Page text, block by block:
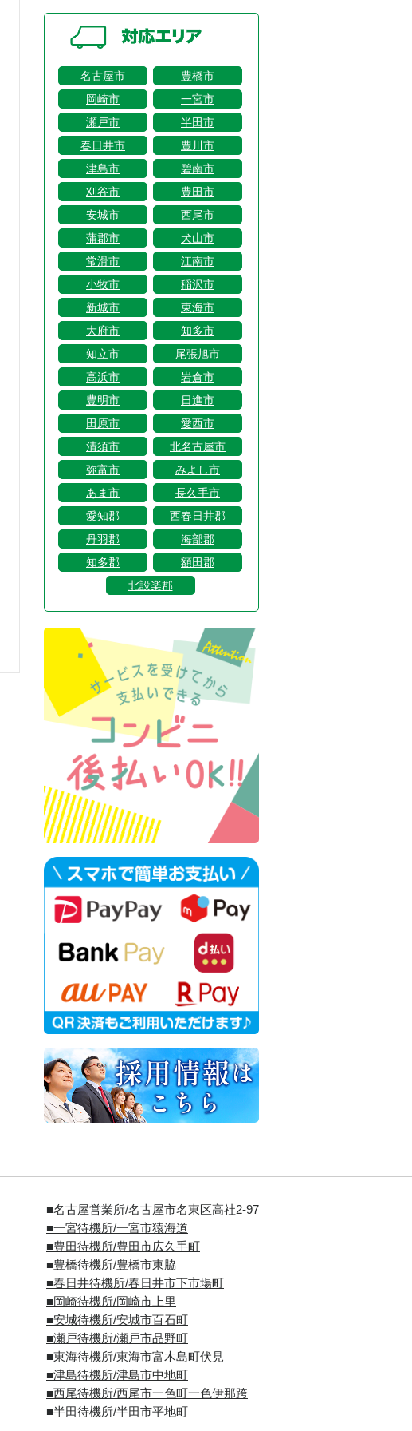
名古屋市
豊橋市
岡崎市
一宮市
瀬戸市
半田市
春日井市
豊川市
津島市
碧南市
刈谷市
豊田市
安城市
西尾市
蒲郡市
犬山市
常滑市
江南市
小牧市
稲沢市
新城市
東海市
大府市
知多市
知立市
尾張旭市
高浜市
岩倉市
豊明市
日進市
田原市
愛西市
清須市
北名古屋市
弥富市
みよし市
あま市
長久手市
愛知郡
西春日井郡
丹羽郡
海部郡
知多郡
額田郡
北設楽郡
■名古屋営業所/名古屋市名東区高社2-97
■一宮待機所/一宮市猿海道
■豊田待機所/豊田市広久手町
■豊橋待機所/豊橋市東脇
■春日井待機所/春日井市下市場町
■岡崎待機所/岡崎市上里
■安城待機所/安城市百石町
■瀬戸待機所/瀬戸市品野町
■東海待機所/東海市富木島町伏見
■津島待機所/津島市中地町
■西尾待機所/西尾市一色町一色伊那跨
■半田待機所/半田市平地町